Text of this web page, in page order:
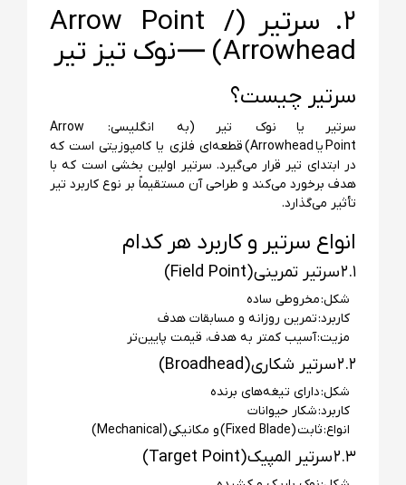
۲. سرتیر (Arrow Point /
Arrowhead) — نوک تیز تیر
سرتیر چیست؟
سرتیر یا نوک تیر (به انگلیسی: Arrow
Point یا Arrowhead) قطعه‌ای فلزی یا کامپوزیتی است که
در ابتدای تیر قرار می‌گیرد. سرتیر اولین بخشی است که با
هدف برخورد می‌کند و طراحی آن مستقیماً بر نوع کاربرد تیر
تأثیر می‌گذارد.
انواع سرتیر و کاربرد هر کدام
۲.۱ سرتیر تمرینی (Field Point)
شکل: مخروطی ساده
کاربرد: تمرین روزانه و مسابقات هدف
مزیت: آسیب کمتر به هدف، قیمت پایین‌تر
۲.۲ سرتیر شکاری (Broadhead)
شکل: دارای تیغه‌های برنده
کاربرد: شکار حیوانات
انواع: ثابت (Fixed Blade) و مکانیکی (Mechanical)
۲.۳ سرتیر المپیک (Target Point)